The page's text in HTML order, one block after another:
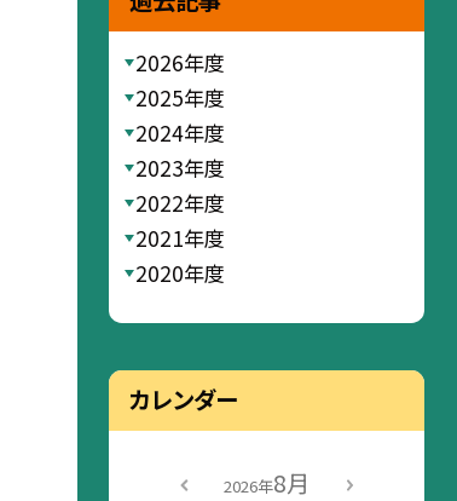
2026年度
2025年度
2024年度
2023年度
2022年度
2021年度
2020年度
カレンダー
2026年8月